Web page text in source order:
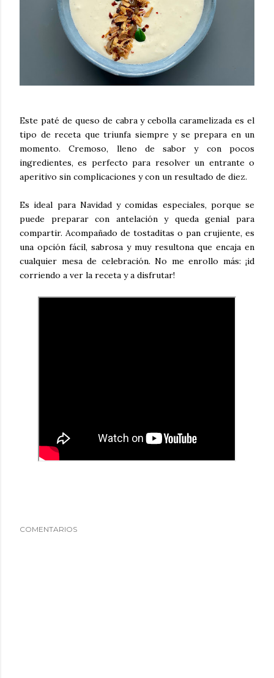
Este paté de queso de cabra y cebolla caramelizada es el
tipo de receta que triunfa siempre y se prepara en un
momento. Cremoso, lleno de sabor y con pocos
ingredientes, es perfecto para resolver un entrante o
aperitivo sin complicaciones y con un resultado de diez.
Es ideal para Navidad y comidas especiales, porque se
puede preparar con antelación y queda genial para
compartir. Acompañado de tostaditas o pan crujiente, es
una opción fácil, sabrosa y muy resultona que encaja en
cualquier mesa de celebración. No me enrollo más: ¡id
corriendo a ver la receta y a disfrutar!
COMENTARIOS